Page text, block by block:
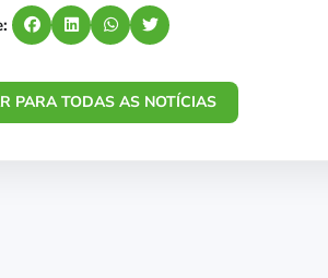
PARA TODAS AS NOTÍCIAS